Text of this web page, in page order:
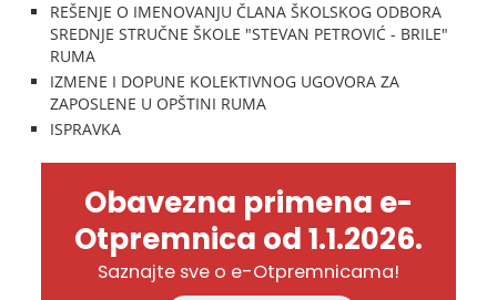
REŠENJE O IMENOVANJU ČLANA ŠKOLSKOG ODBORA
SREDNJE STRUČNE ŠKOLE "STEVAN PETROVIĆ - BRILE"
RUMA
IZMENE I DOPUNE KOLEKTIVNOG UGOVORA ZA
ZAPOSLENE U OPŠTINI RUMA
ISPRAVKA
Obavezna primena e-
Otpremnica od 1.1.2026.
Saznajte sve o e-Otpremnicama!